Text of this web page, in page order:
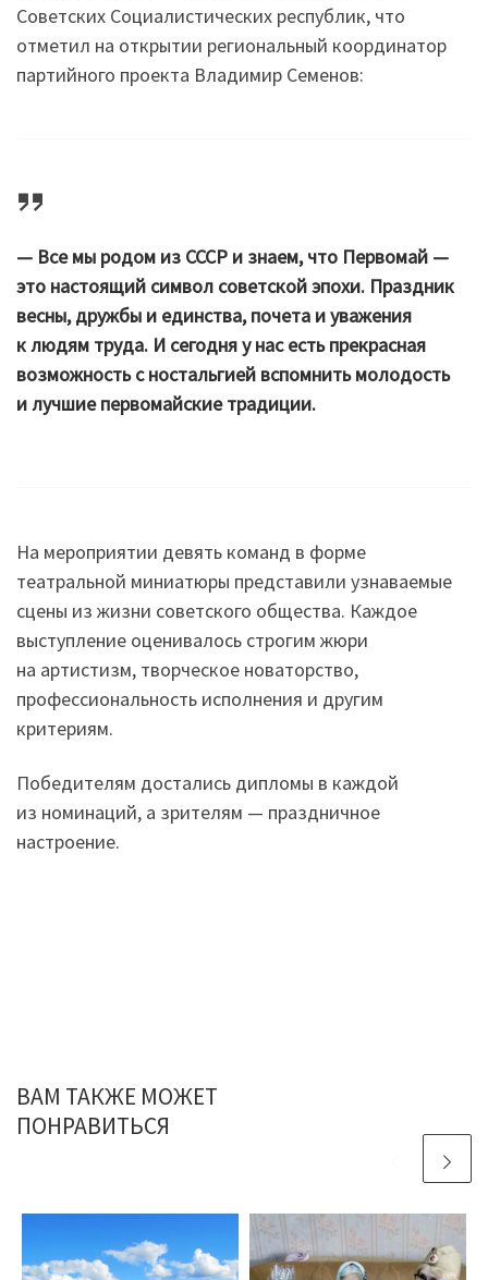
Советских Социалистических республик, что
отметил на открытии региональный координатор
партийного проекта Владимир Семенов:
— Все мы родом из СССР и знаем, что Первомай —
это настоящий символ советской эпохи. Праздник
весны, дружбы и единства, почета и уважения
к людям труда. И сегодня у нас есть прекрасная
возможность с ностальгией вспомнить молодость
и лучшие первомайские традиции.
На мероприятии девять команд в форме
театральной миниатюры представили узнаваемые
сцены из жизни советского общества. Каждое
выступление оценивалось строгим жюри
на артистизм, творческое новаторство,
профессиональность исполнения и другим
критериям.
Победителям достались дипломы в каждой
из номинаций, а зрителям — праздничное
настроение.
ВАМ ТАКЖЕ МОЖЕТ
ПОНРАВИТЬСЯ